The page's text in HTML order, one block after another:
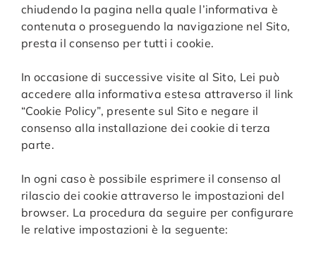
chiudendo la pagina nella quale l’informativa è
contenuta o proseguendo la navigazione nel Sito,
presta il consenso per tutti i cookie.
In occasione di successive visite al Sito, Lei può
accedere alla informativa estesa attraverso il link
“Cookie Policy”, presente sul Sito e negare il
consenso alla installazione dei cookie di terza
parte.
In ogni caso è possibile esprimere il consenso al
rilascio dei cookie attraverso le impostazioni del
browser. La procedura da seguire per configurare
le relative impostazioni è la seguente: